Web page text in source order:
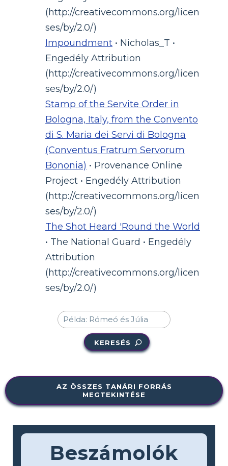
(http://creativecommons.org/licen
ses/by/2.0/)
Impoundment • Nicholas_T •
Engedély Attribution
(http://creativecommons.org/licen
ses/by/2.0/)
Stamp of the Servite Order in
Bologna, Italy, from the Convento
di S. Maria dei Servi di Bologna
(Conventus Fratrum Servorum
Bononia) • Provenance Online
Project • Engedély Attribution
(http://creativecommons.org/licen
ses/by/2.0/)
The Shot Heard 'Round the World
• The National Guard • Engedély
Attribution
(http://creativecommons.org/licen
ses/by/2.0/)
KERESÉS
AZ ÖSSZES TANÁRI FORRÁS
MEGTEKINTÉSE
Beszámolók